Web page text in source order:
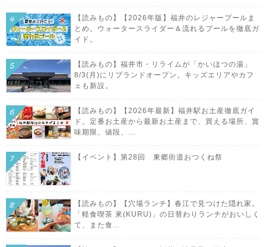
【読みもの】【2026年版】福井のレジャープールま
とめ。ウォータースライダー＆流れるプールを徹底ガ
イド。
【読みもの】福井市・リライムが「かいほつの湯」
8/3(月)にリブランドオープン。キッズエリアやカフ
ェも新設。
【読みもの】【2026年最新】福井駅お土産徹底ガイ
ド。定番お土産から最新お土産まで、買える場所、賞
味期限、値段、...
【イベント】第28回 東郷街道おつくね祭
【読みもの】【穴場ランチ】春江で見つけた隠れ家。
「軽食喫茶 來(KURU)」の日替わりランチがおいしく
て、また食...